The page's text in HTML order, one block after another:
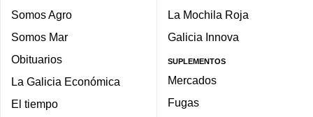
Somos Agro
Somos Mar
Obituarios
La Galicia Económica
El tiempo
La Mochila Roja
Galicia Innova
SUPLEMENTOS
Mercados
Fugas